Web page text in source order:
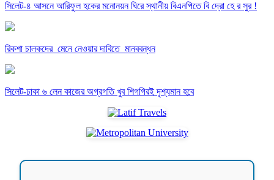
সিলেট-৪ আসনে আরিফুল হকের মনোনয়ন ঘিরে স্থানীয় বিএনপিতে বি দ্রো হে র সুর !
রিকশা চালকদের মেনে নেওয়ার দাবিতে মানববন্ধন
সিলেট-ঢাকা ৬ লেন কাজের অগ্রগতি খুব শিগগিরই দৃশ্যমান হবে